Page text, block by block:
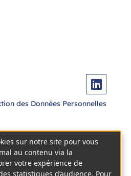
des Données Personnelles
sur notre site pour vous
au contenu via la
votre expérience de
statistiques d’audience. Pour